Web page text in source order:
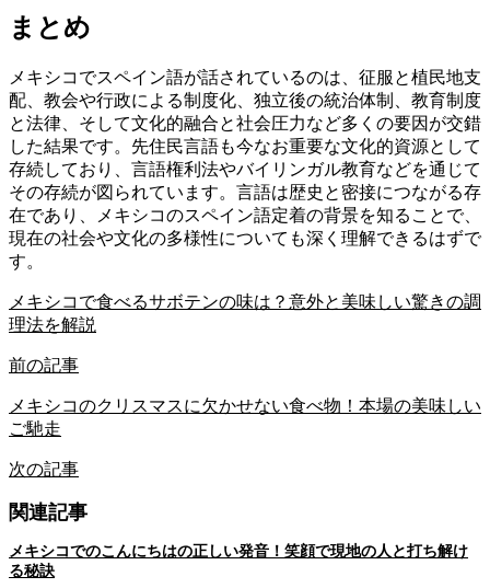
まとめ
メキシコでスペイン語が話されているのは、征服と植民地支
配、教会や行政による制度化、独立後の統治体制、教育制度
と法律、そして文化的融合と社会圧力など多くの要因が交錯
した結果です。先住民言語も今なお重要な文化的資源として
存続しており、言語権利法やバイリンガル教育などを通じて
その存続が図られています。言語は歴史と密接につながる存
在であり、メキシコのスペイン語定着の背景を知ることで、
現在の社会や文化の多様性についても深く理解できるはずで
す。
メキシコで食べるサボテンの味は？意外と美味しい驚きの調
理法を解説
前の記事
メキシコのクリスマスに欠かせない食べ物！本場の美味しい
ご馳走
次の記事
関連記事
メキシコでのこんにちはの正しい発音！笑顔で現地の人と打ち解け
る秘訣